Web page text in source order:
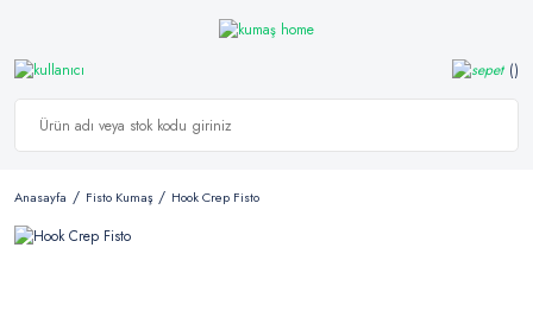
Anasayfa Fisto Kumaş Hook Crep Fisto